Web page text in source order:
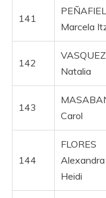
141
PEÑAFIEL
Marcela
142
VASQUEZ
Natalia
143
Carol
144
FLORES
Alexandra
Heidi